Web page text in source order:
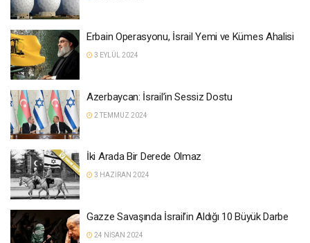
Erbain Operasyonu, İsrail Yemi ve Kümes Ahalisi
3 EYLÜL 2024
Azerbaycan: İsrail’in Sessiz Dostu
2 TEMMUZ 2024
İki Arada Bir Derede Olmaz
3 HAZIRAN 2024
Gazze Savaşında İsrail’in Aldığı 10 Büyük Darbe
24 NISAN 2024